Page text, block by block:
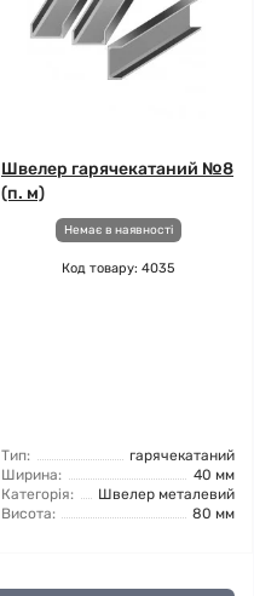
Швелер гарячекатаний №8
(п. м)
Немає в наявності
Код товару: 4035
Тип:
гарячекатаний
Ширина:
40 мм
Категорія:
Швелер металевий
Висота:
80 мм